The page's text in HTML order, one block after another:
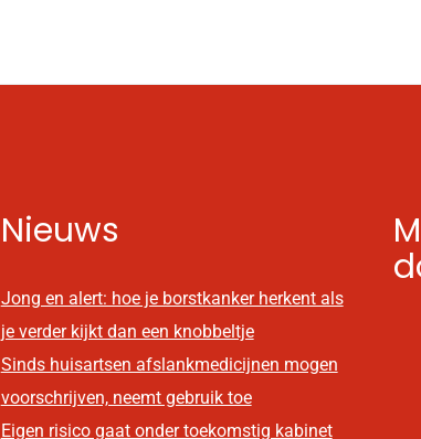
Nieuws
Jong en alert: hoe je borstkanker herkent als
je verder kijkt dan een knobbeltje
Sinds huisartsen afslankmedicijnen mogen
voorschrijven, neemt gebruik toe
Eigen risico gaat onder toekomstig kabinet